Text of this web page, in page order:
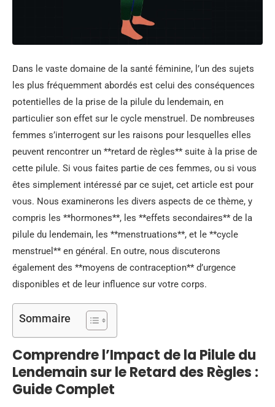
Dans le vaste domaine de la santé féminine, l’un des sujets
les plus fréquemment abordés est celui des conséquences
potentielles de la prise de la pilule du lendemain, en
particulier son effet sur le cycle menstruel. De nombreuses
femmes s’interrogent sur les raisons pour lesquelles elles
peuvent rencontrer un **retard de règles** suite à la prise de
cette pilule. Si vous faites partie de ces femmes, ou si vous
êtes simplement intéressé par ce sujet, cet article est pour
vous. Nous examinerons les divers aspects de ce thème, y
compris les **hormones**, les **effets secondaires** de la
pilule du lendemain, les **menstruations**, et le **cycle
menstruel** en général. En outre, nous discuterons
également des **moyens de contraception** d’urgence
disponibles et de leur influence sur votre corps.
Sommaire
Comprendre l’Impact de la Pilule du
Lendemain sur le Retard des Règles :
Guide Complet